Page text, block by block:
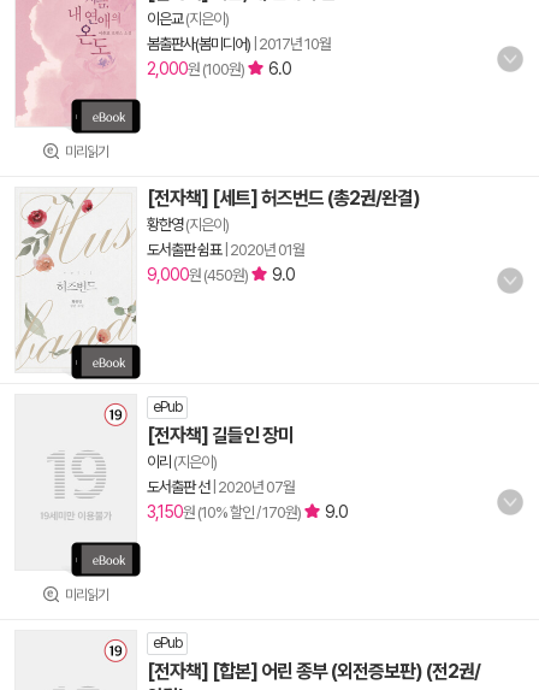
미리읽기
이은교(지은이)
봄출판사(봄미디어) 2017년 10월
2,000원 (100원) 6.0
[전자책] [세트] 허즈번드 (총2권/완결)
황한영(지은이)
도서출판 쉼표| 2020년 01월
9,000원 (450원) 9.0
미리읽기
ePub
[전자책] 길들인 장미
이리 (지은이)
도서출판 선| 2020년 07월
3,150원 (10% 할인 / 170원) 9.0
ePub
[전자책] [합본] 어린 종부 (외전증보판) (전2권/